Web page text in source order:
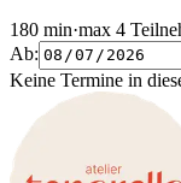
180 min·max 4
Ab:
Keine Termine in